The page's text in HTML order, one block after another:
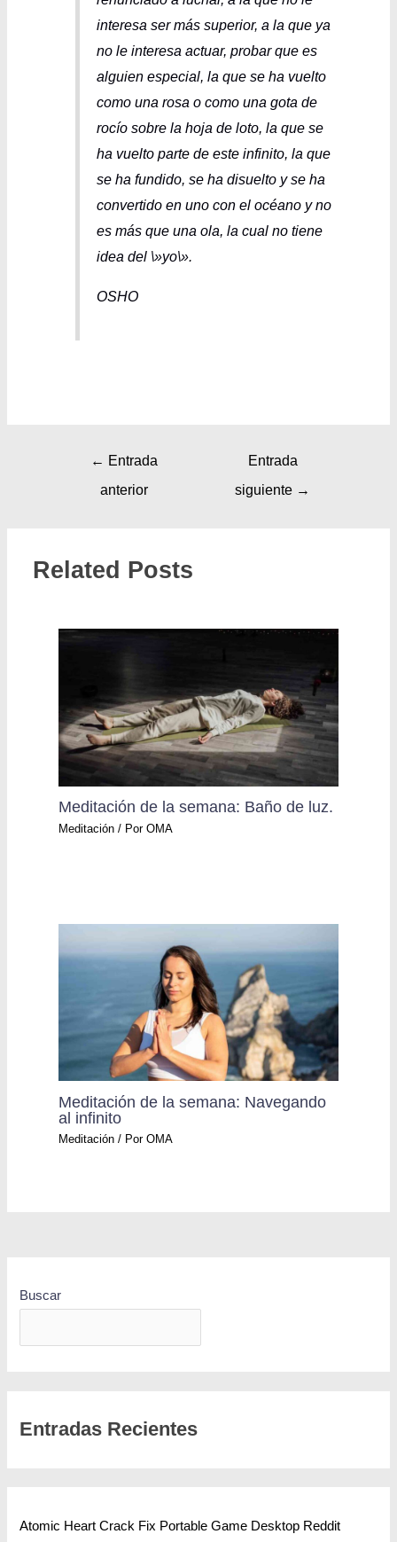
interesa ser más superior, a la que ya
no le interesa actuar, probar que es
alguien especial, la que se ha vuelto
como una rosa o como una gota de
rocío sobre la hoja de loto, la que se
ha vuelto parte de este infinito, la que
se ha fundido, se ha disuelto y se ha
convertido en uno con el océano y no
es más que una ola, la cual no tiene
idea del \»yo\».
OSHO
← Entrada
anterior
Entrada
siguiente →
Related Posts
Meditación de la semana: Baño de luz.
Meditación / PorOMA
Meditación de la semana: Navegando
al infinito
Meditación / PorOMA
Buscar
Entradas Recientes
Atomic Heart Crack Fix Portable Game Desktop Reddit